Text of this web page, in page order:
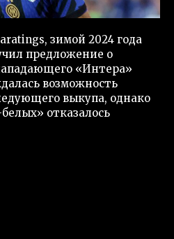
зимой 2024 года
предложение о
«Интера»
возможность
выкупа, однако
отказалось